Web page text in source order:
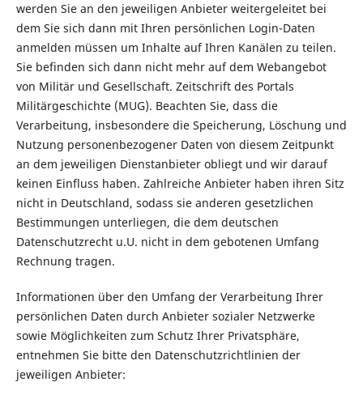
werden Sie an den jeweiligen Anbieter weitergeleitet bei
dem Sie sich dann mit Ihren persönlichen Login-Daten
anmelden müssen um Inhalte auf Ihren Kanälen zu teilen.
Sie befinden sich dann nicht mehr auf dem Webangebot
von Militär und Gesellschaft. Zeitschrift des Portals
Militärgeschichte (MUG). Beachten Sie, dass die
Verarbeitung, insbesondere die Speicherung, Löschung und
Nutzung personenbezogener Daten von diesem Zeitpunkt
an dem jeweiligen Dienstanbieter obliegt und wir darauf
keinen Einfluss haben. Zahlreiche Anbieter haben ihren Sitz
nicht in Deutschland, sodass sie anderen gesetzlichen
Bestimmungen unterliegen, die dem deutschen
Datenschutzrecht u.U. nicht in dem gebotenen Umfang
Rechnung tragen.
Informationen über den Umfang der Verarbeitung Ihrer
persönlichen Daten durch Anbieter sozialer Netzwerke
sowie Möglichkeiten zum Schutz Ihrer Privatsphäre,
entnehmen Sie bitte den Datenschutzrichtlinien der
jeweiligen Anbieter: